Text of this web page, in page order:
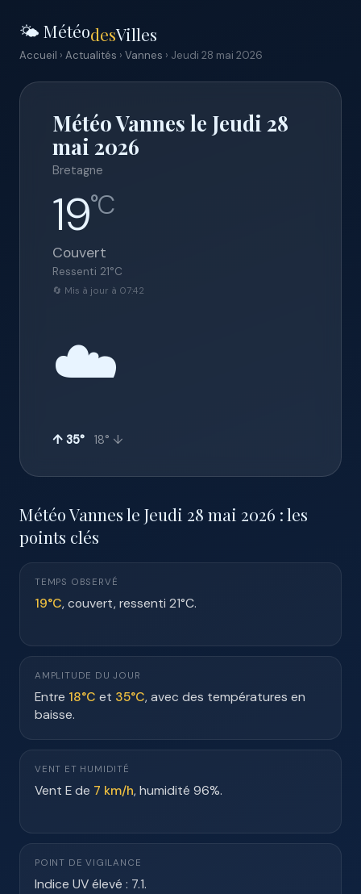
🌤️ MétéodesVilles
Accueil › Actualités › Vannes › Jeudi 28 mai 2026
Météo Vannes le Jeudi 28
mai 2026
Bretagne
19°C
Couvert
Ressenti 21°C
🔄 Mis à jour à 07:42
☁️
↑ 35° 18° ↓
Météo Vannes le Jeudi 28 mai 2026 : les
points clés
TEMPS OBSERVÉ
19°C, couvert, ressenti 21°C.
AMPLITUDE DU JOUR
Entre 18°C et 35°C, avec des températures en
baisse.
VENT ET HUMIDITÉ
Vent E de 7 km/h, humidité 96%.
POINT DE VIGILANCE
Indice UV élevé : 7.1.